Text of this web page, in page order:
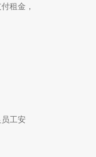
租金，
工安